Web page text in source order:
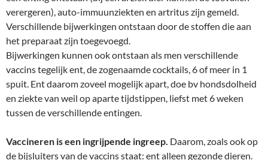
verergeren), auto-immuunziekten en artritus zijn gemeld.
Verschillende bijwerkingen ontstaan door de stoffen die aan
het preparaat zijn toegevoegd.
Bijwerkingen kunnen ook ontstaan als men verschillende
vaccins tegelijk ent, de zogenaamde cocktails, 6 of meer in 1
spuit. Ent daarom zoveel mogelijk apart, doe bv hondsdolheid
en ziekte van weil op aparte tijdstippen, liefst met 6 weken
tussen de verschillende entingen.
Vaccineren is een ingrijpende ingreep. Daarom, zoals ook op
de bijsluiters van de vaccins staat: ent alleen gezonde dieren.